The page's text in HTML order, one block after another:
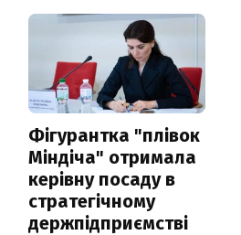
Фігурантка "плівок
Міндіча" отримала
керівну посаду в
стратегічному
держпідприємстві